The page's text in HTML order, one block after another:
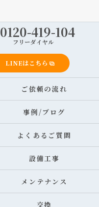
0120-419-104
フリーダイヤル
LINEはこちら
ご依頼の流れ
事例/ブログ
よくあるご質問
設備工事
メンテナンス
交換